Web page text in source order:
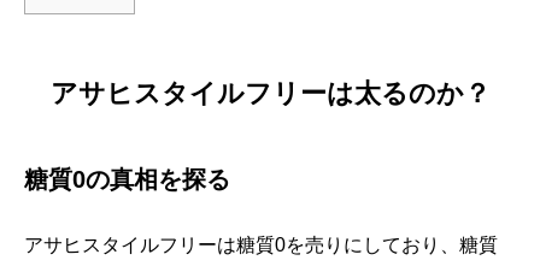
アサヒスタイルフリーは太るのか？
糖質0の真相を探る
アサヒスタイルフリーは糖質0を売りにしており、糖質